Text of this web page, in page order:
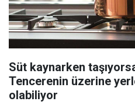
Süt kaynarken
Tencerenin üzerine
olabiliyor